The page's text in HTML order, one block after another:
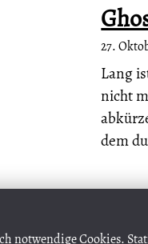
27.
Lang
nicht
dem
notwendige Cookies.